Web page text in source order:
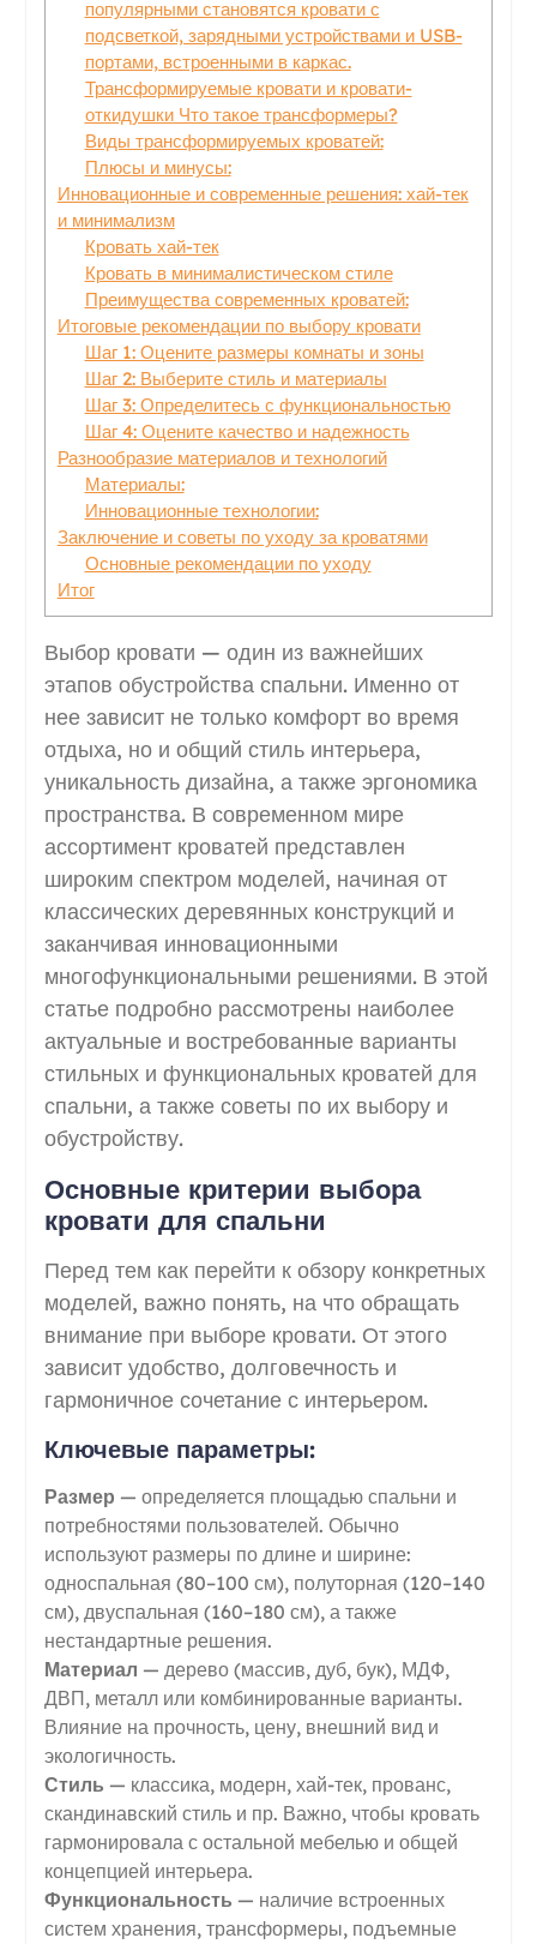
популярными становятся кровати с
подсветкой, зарядными устройствами и USB-
портами, встроенными в каркас.
Трансформируемые кровати и кровати-
откидушки Что такое трансформеры?
Виды трансформируемых кроватей:
Плюсы и минусы:
Инновационные и современные решения: хай-тек
и минимализм
Кровать хай-тек
Кровать в минималистическом стиле
Преимущества современных кроватей:
Итоговые рекомендации по выбору кровати
Шаг 1: Оцените размеры комнаты и зоны
Шаг 2: Выберите стиль и материалы
Шаг 3: Определитесь с функциональностью
Шаг 4: Оцените качество и надежность
Разнообразие материалов и технологий
Материалы:
Инновационные технологии:
Заключение и советы по уходу за кроватями
Основные рекомендации по уходу
Итог
Выбор кровати — один из важнейших
этапов обустройства спальни. Именно от
нее зависит не только комфорт во время
отдыха, но и общий стиль интерьера,
уникальность дизайна, а также эргономика
пространства. В современном мире
ассортимент кроватей представлен
широким спектром моделей, начиная от
классических деревянных конструкций и
заканчивая инновационными
многофункциональными решениями. В этой
статье подробно рассмотрены наиболее
актуальные и востребованные варианты
стильных и функциональных кроватей для
спальни, а также советы по их выбору и
обустройству.
Основные критерии выбора
кровати для спальни
Перед тем как перейти к обзору конкретных
моделей, важно понять, на что обращать
внимание при выборе кровати. От этого
зависит удобство, долговечность и
гармоничное сочетание с интерьером.
Ключевые параметры:
Размер — определяется площадью спальни и
потребностями пользователей. Обычно
используют размеры по длине и ширине:
односпальная (80–100 см), полуторная (120–140
см), двуспальная (160–180 см), а также
нестандартные решения.
Материал — дерево (массив, дуб, бук), МДФ,
ДВП, металл или комбинированные варианты.
Влияние на прочность, цену, внешний вид и
экологичность.
Стиль — классика, модерн, хай-тек, прованс,
скандинавский стиль и пр. Важно, чтобы кровать
гармонировала с остальной мебелью и общей
концепцией интерьера.
Функциональность — наличие встроенных
систем хранения, трансформеры, подъемные